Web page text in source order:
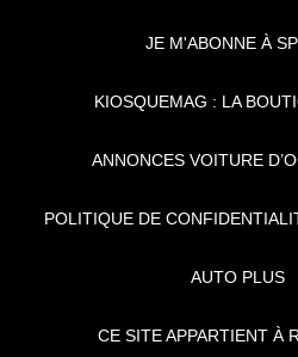
JE M'ABONNE À
KIOSQUEMAG : LA
ANNONCES VOITURE
POLITIQUE DE
AUTO PLUS
CE SITE APPARTIENT À